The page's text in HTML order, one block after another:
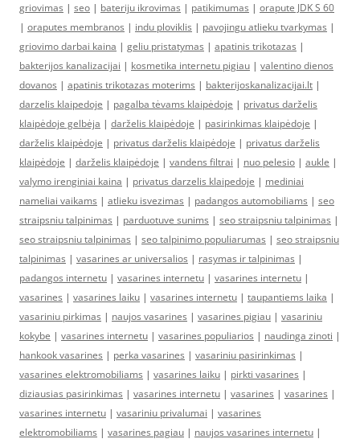
griovimas | seo | bateriju ikrovimas | patikimumas | orapute JDK S 60
| oraputes membranos | indu ploviklis | pavojingu atlieku tvarkymas |
griovimo darbai kaina | geliu pristatymas | apatinis trikotazas |
bakterijos kanalizacijai | kosmetika internetu pigiau | valentino dienos
dovanos | apatinis trikotazas moterims | bakterijoskanalizacijai.lt |
darzelis klaipedoje | pagalba tėvams klaipėdoje | privatus darželis
klaipėdoje gelbėja | darželis klaipėdoje | pasirinkimas klaipėdoje |
darželis klaipėdoje | privatus darželis klaipėdoje | privatus darželis
klaipėdoje | darželis klaipėdoje | vandens filtrai | nuo pelesio | aukle |
valymo irenginiai kaina | privatus darzelis klaipedoje | mediniai
nameliai vaikams | atlieku isvezimas | padangos automobiliams | seo
straipsniu talpinimas | parduotuve sunims | seo straipsniu talpinimas |
seo straipsniu talpinimas | seo talpinimo populiarumas | seo straipsniu
talpinimas | vasarines ar universalios | rasymas ir talpinimas |
padangos internetu | vasarines internetu | vasarines internetu |
vasarines | vasarines laiku | vasarines internetu | taupantiems laika |
vasariniu pirkimas | naujos vasarines | vasarines pigiau | vasariniu
kokybe | vasarines internetu | vasarines populiarios | naudinga zinoti |
hankook vasarines | perka vasarines | vasariniu pasirinkimas |
vasarines elektromobiliams | vasarines laiku | pirkti vasarines |
diziausias pasirinkimas | vasarines internetu | vasarines | vasarines |
vasarines internetu | vasariniu privalumai | vasarines
elektromobiliams | vasarines pagiau | naujos vasarines internetu |